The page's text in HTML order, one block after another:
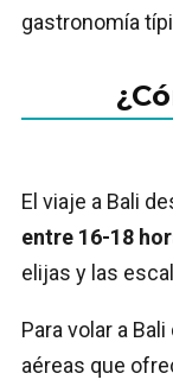
gastronomía
El viaje a Bali
entre 16-18
elijas y las
Para volar a
aéreas que